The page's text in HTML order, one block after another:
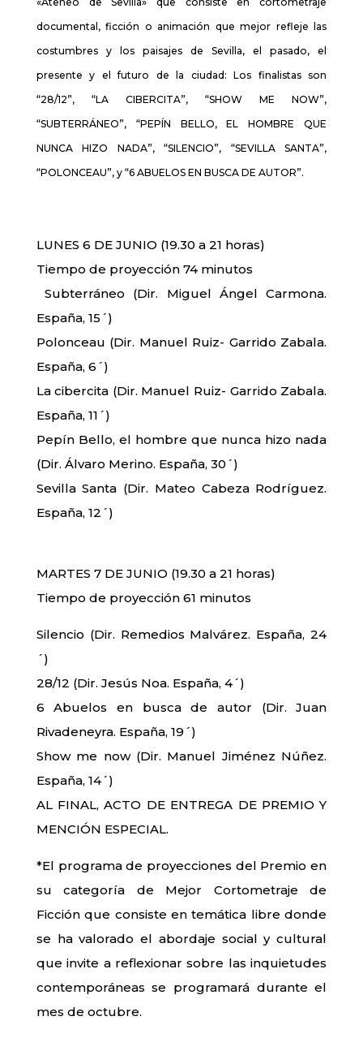
documental, ficción o animación que mejor refleje las
costumbres y los paisajes de Sevilla, el pasado, el
presente y el futuro de la ciudad: Los finalistas son
“28/12”, “LA CIBERCITA”, “SHOW ME NOW”,
“SUBTERRÁNEO”, “PEPÍN BELLO, EL HOMBRE QUE
NUNCA HIZO NADA”, “SILENCIO”, “SEVILLA SANTA”,
“POLONCEAU”, y “6 ABUELOS EN BUSCA DE AUTOR”.
LUNES 6 DE JUNIO (19.30 a 21 horas)
Tiempo de proyección 74 minutos
Subterráneo (Dir. Miguel Ángel Carmona.
España, 15´)
Polonceau (Dir. Manuel Ruiz- Garrido Zabala.
España, 6´)
La cibercita (Dir. Manuel Ruiz- Garrido Zabala.
España, 11´)
Pepín Bello, el hombre que nunca hizo nada
(Dir. Álvaro Merino. España, 30´)
Sevilla Santa (Dir. Mateo Cabeza Rodríguez.
España, 12´)
MARTES 7 DE JUNIO (19.30 a 21 horas)
Tiempo de proyección 61 minutos
Silencio (Dir. Remedios Malvárez. España, 24
´)
28/12 (Dir. Jesús Noa. España, 4´)
6 Abuelos en busca de autor (Dir. Juan
Rivadeneyra. España, 19´)
Show me now (Dir. Manuel Jiménez Núñez.
España, 14´)
AL FINAL, ACTO DE ENTREGA DE PREMIO Y
MENCIÓN ESPECIAL.
*El programa de proyecciones del Premio en
su categoría de Mejor Cortometraje de
Ficción que consiste en temática libre donde
se ha valorado el abordaje social y cultural
que invite a reflexionar sobre las inquietudes
contemporáneas se programará durante el
mes de octubre.